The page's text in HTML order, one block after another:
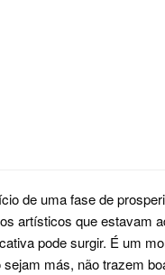
de uma fase de
artísticos que estavam
pode surgir. É um
más, não trazem